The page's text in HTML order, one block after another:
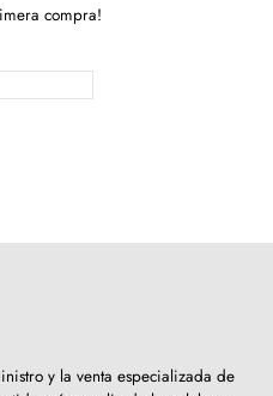
compra!
y la venta especializada de